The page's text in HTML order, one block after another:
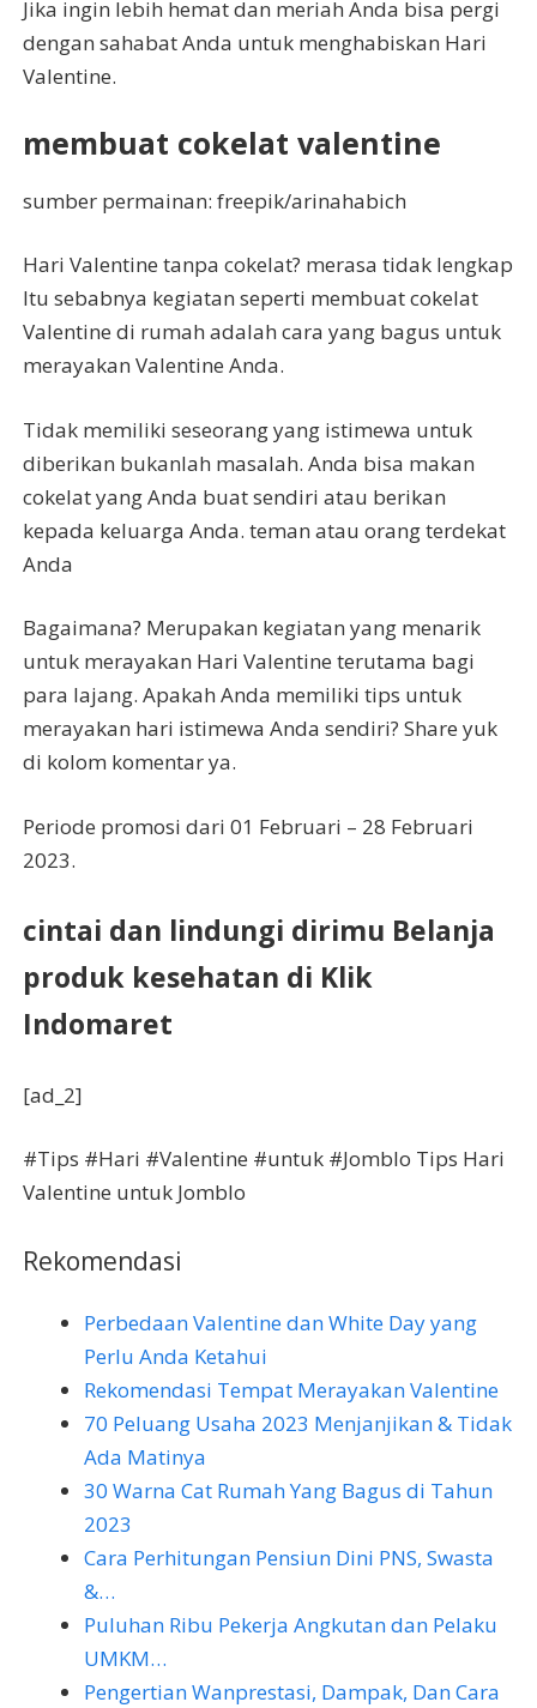
Jika ingin lebih hemat dan meriah Anda bisa pergi
dengan sahabat Anda untuk menghabiskan Hari
Valentine.
membuat cokelat valentine
sumber permainan: freepik/arinahabich
Hari Valentine tanpa cokelat? merasa tidak lengkap
Itu sebabnya kegiatan seperti membuat cokelat
Valentine di rumah adalah cara yang bagus untuk
merayakan Valentine Anda.
Tidak memiliki seseorang yang istimewa untuk
diberikan bukanlah masalah. Anda bisa makan
cokelat yang Anda buat sendiri atau berikan
kepada keluarga Anda. teman atau orang terdekat
Anda
Bagaimana? Merupakan kegiatan yang menarik
untuk merayakan Hari Valentine terutama bagi
para lajang. Apakah Anda memiliki tips untuk
merayakan hari istimewa Anda sendiri? Share yuk
di kolom komentar ya.
Periode promosi dari 01 Februari – 28 Februari
2023.
cintai dan lindungi dirimu Belanja
produk kesehatan di Klik
Indomaret
[ad_2]
#Tips #Hari #Valentine #untuk #Jomblo Tips Hari
Valentine untuk Jomblo
Rekomendasi
Perbedaan Valentine dan White Day yang
Perlu Anda Ketahui
Rekomendasi Tempat Merayakan Valentine
70 Peluang Usaha 2023 Menjanjikan & Tidak
Ada Matinya
30 Warna Cat Rumah Yang Bagus di Tahun
2023
Cara Perhitungan Pensiun Dini PNS, Swasta
&…
Puluhan Ribu Pekerja Angkutan dan Pelaku
UMKM…
Pengertian Wanprestasi, Dampak, Dan Cara